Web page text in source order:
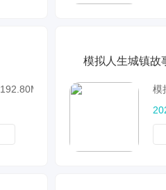
192.80MB
模拟人生城镇故
模